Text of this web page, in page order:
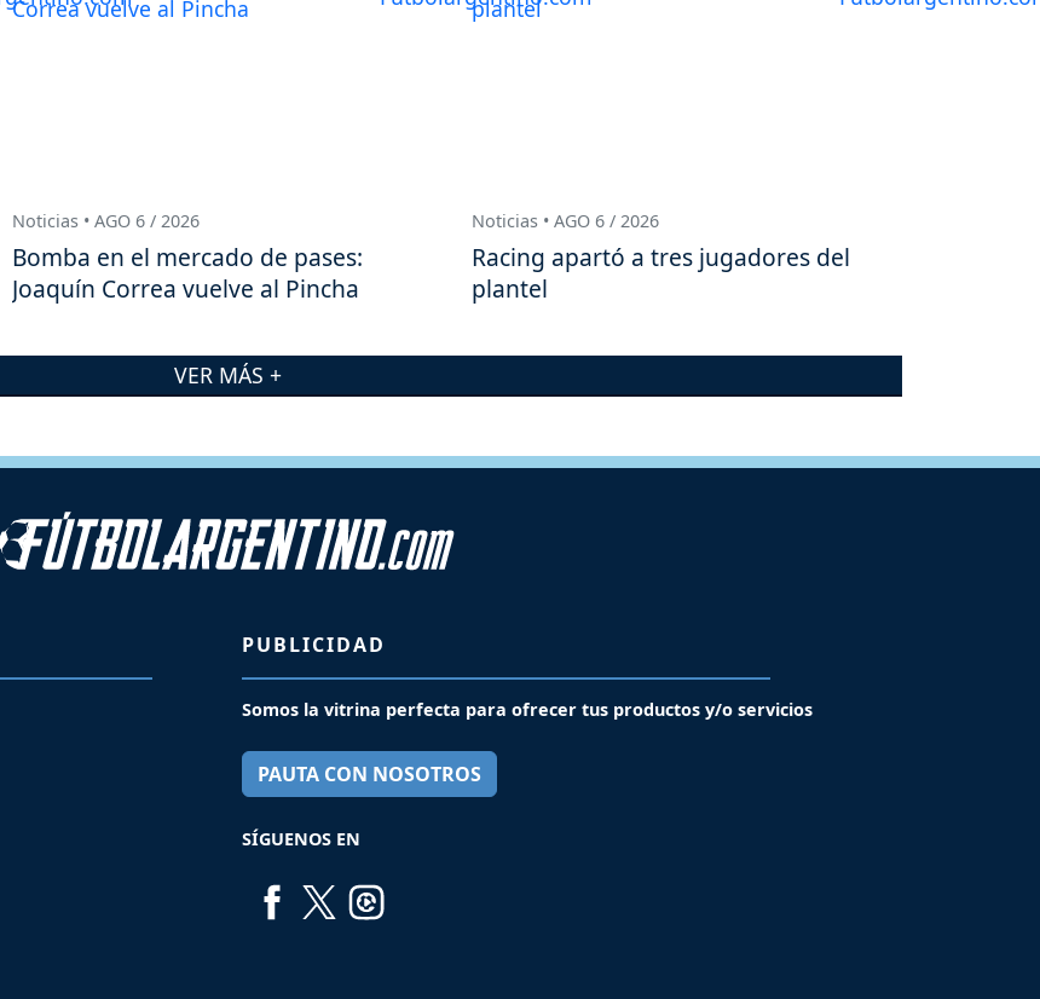
Noticias • AGO 6 / 2026
Bomba en el mercado de pases:
Joaquín Correa vuelve al Pincha
Noticias • AGO 6 / 2026
Racing apartó a tres jugadores del
plantel
VER MÁS +
PUBLICIDAD
Somos la vitrina perfecta para ofrecer tus productos y/o servicios
PAUTA CON NOSOTROS
SÍGUENOS EN